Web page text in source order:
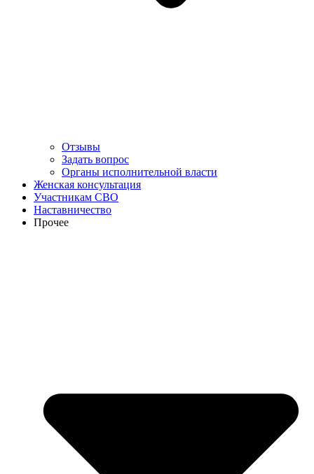
Отзывы
Задать вопрос
Органы исполнительной власти
Женская консультация
Участникам СВО
Наставничество
Прочее